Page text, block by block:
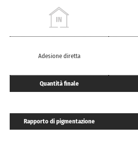
Adesione diretta
Quantità finale
Rapporto di pigmentazione